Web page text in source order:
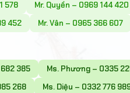
578
Mr. Quyền – 0969 144 420
452
Mr. Vân – 0965 366 607
385
Ms. Phương – 0335
268
Ms. Diệu – 0332 776